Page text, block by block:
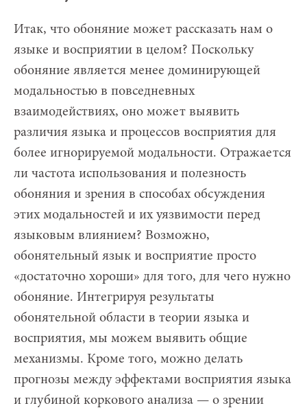
Итак, что обоняние может рассказать нам о
языке и восприятии в целом? Поскольку
обоняние является менее доминирующей
модальностью в повседневных
взаимодействиях, оно может выявить
различия языка и процессов восприятия для
более игнорируемой модальности. Отражается
ли частота использования и полезность
обоняния и зрения в способах обсуждения
этих модальностей и их уязвимости перед
языковым влиянием? Возможно,
обонятельный язык и восприятие просто
«достаточно хороши» для того, для чего нужно
обоняние. Интегрируя результаты
обонятельной области в теории языка и
восприятия, мы можем выявить общие
механизмы. Кроме того, можно делать
прогнозы между эффектами восприятия языка
и глубиной коркового анализа — о зрении